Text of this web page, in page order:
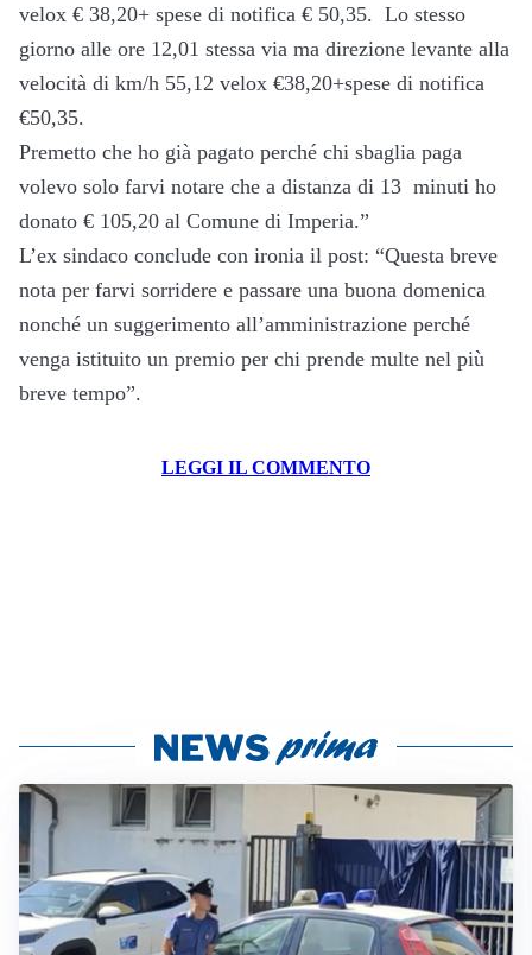
velox € 38,20+ spese di notifica € 50,35. Lo stesso
giorno alle ore 12,01 stessa via ma direzione levante alla
velocità di km/h 55,12 velox €38,20+spese di notifica
€50,35.
Premetto che ho già pagato perché chi sbaglia paga
volevo solo farvi notare che a distanza di 13 minuti ho
donato € 105,20 al Comune di Imperia.”
L’ex sindaco conclude con ironia il post: “Questa breve
nota per farvi sorridere e passare una buona domenica
nonché un suggerimento all’amministrazione perché
venga istituito un premio per chi prende multe nel più
breve tempo”.
LEGGI IL COMMENTO